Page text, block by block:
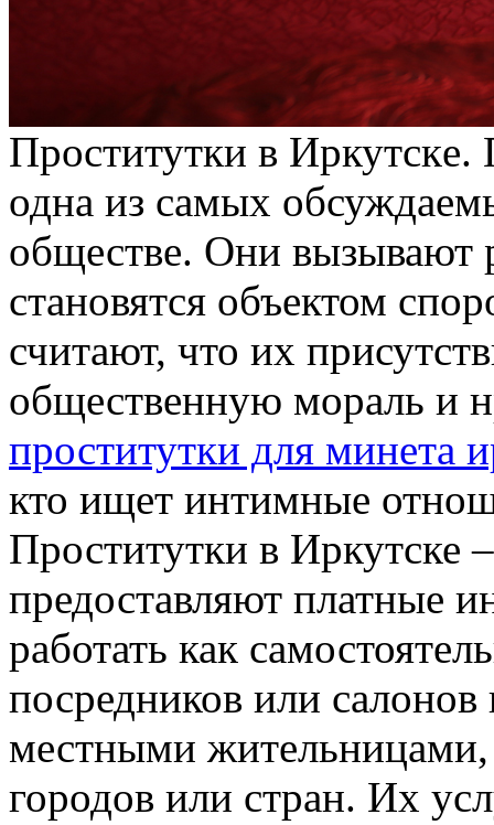
Прoститутки в Иркутскe.
одна из самых
обществе. Они вызывают
становятся объектом
считают, что их
общественную мораль и
проститутки для минета
кто ищет интимные
Проститутки в Иркутске
предоставляют платные
работать как
посредников или
местными
городов или стран. Их